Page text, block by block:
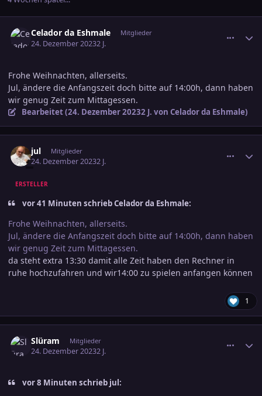
Celador da Eshmale Mitglieder
24. Dezember 20232 J.
Frohe Weihnachten, allerseits.
Jul, ändere die Anfangszeit doch bitte auf 14:00h, dann haben
wir genug Zeit zum Mittagessen.
Bearbeitet (24. Dezember 20232 J. von Celador da Eshmale)
jul Mitglieder
24. Dezember 20232 J.
ERSTELLER
vor 41 Minuten schrieb Celador da Eshmale:
Frohe Weihnachten, allerseits.
Jul, ändere die Anfangszeit doch bitte auf 14:00h, dann haben
wir genug Zeit zum Mittagessen.
da steht extra 13:30 damit alle Zeit haben den Rechner in
ruhe hochzufahren und wir14:00 zu spielen anfangen können
1
Slüram Mitglieder
24. Dezember 20232 J.
vor 8 Minuten schrieb jul: